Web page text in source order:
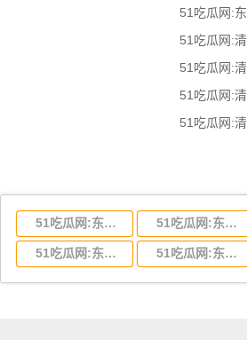
51吃瓜网:东莞到湖北省物流专线,东莞到湖北省物流公司 51吃瓜网:东莞到河南省物流专线,东莞到河南省物流公司
51吃瓜网:东莞到云南省物流运输,东莞到云南省物流公司 51吃瓜网:东莞到江西省物流专线,东莞到江西省物流公司